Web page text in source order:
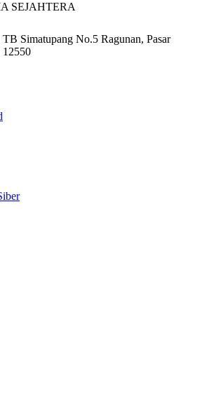
SEJAHTERA
Simatupang No.5 Ragunan, Pasar
12550